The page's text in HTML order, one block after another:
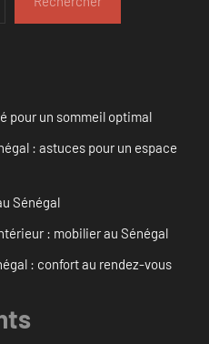
pour un sommeil optimal
: astuces pour un espace
Sénégal
: mobilier au Sénégal
: confort au rendez-vous